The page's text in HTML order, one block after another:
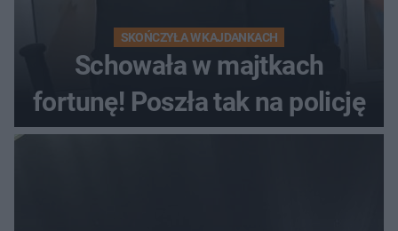
SKOŃCZYŁA W KAJDANKACH
Schowała w majtkach
fortunę! Poszła tak na policję